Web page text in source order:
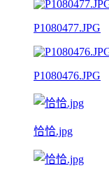
P1080477.JPG
P1080476.JPG
恰恰.jpg